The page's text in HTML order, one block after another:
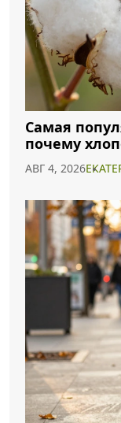
Самая
почему
2026 году
АВГ 4, 2026